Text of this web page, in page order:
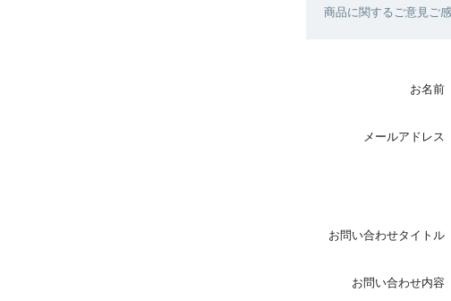
商品に関するご意見ご
お名前
メールアドレス
お問い合わせタイトル
お問い合わせ内容